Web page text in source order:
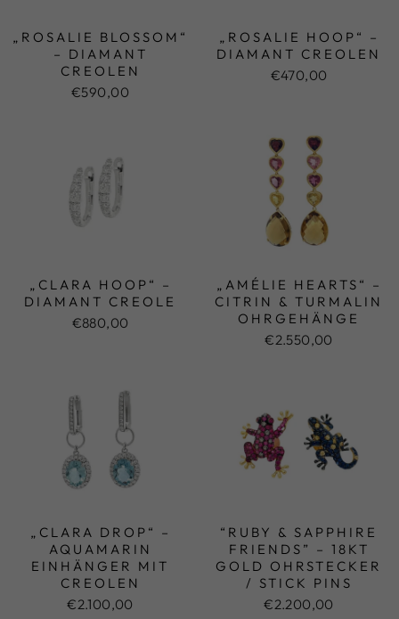
„ROSALIE BLOSSOM“
– DIAMANT
CREOLEN
€590,00
„ROSALIE HOOP“ –
DIAMANT CREOLEN
€470,00
„CLARA HOOP“ –
DIAMANT CREOLE
€880,00
„AMÉLIE HEARTS“ –
CITRIN & TURMALIN
OHRGEHÄNGE
€2.550,00
„CLARA DROP“ –
AQUAMARIN
EINHÄNGER MIT
CREOLEN
€2.100,00
“RUBY & SAPPHIRE
FRIENDS” – 18KT
GOLD OHRSTECKER
/ STICK PINS
€2.200,00